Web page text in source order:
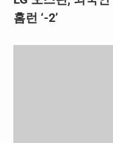
홈런 ‘-2’